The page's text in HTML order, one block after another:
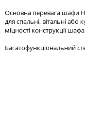
Основна перевага шафи
для спальні, вітальні
міцності конструкції
Багатофункціональний